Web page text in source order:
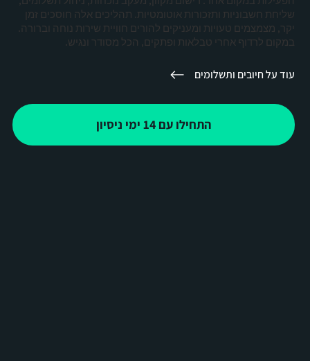
שליחת חשבוניות ותזכורות אוטומטיות. תהליכים אלה חוסכים זמן
יקר, מצמצמים טעויות ומעניקים להורים חוויית שירות נוחה וברורה.
במקום לרדוף אחרי טבלאות ופתקים, הכל מסודר ונגיש.
התחילו עם 14 ימי ניסיון
עוד על חיובים ותשלומים